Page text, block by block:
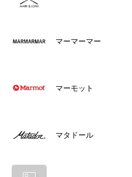
マーマーマー
マーモット
マタドール